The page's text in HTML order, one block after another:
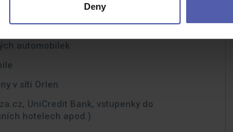
Deny
automobilek
v síti Orlen
UniCredit Bank, vstupenky do
hotelech apod.)